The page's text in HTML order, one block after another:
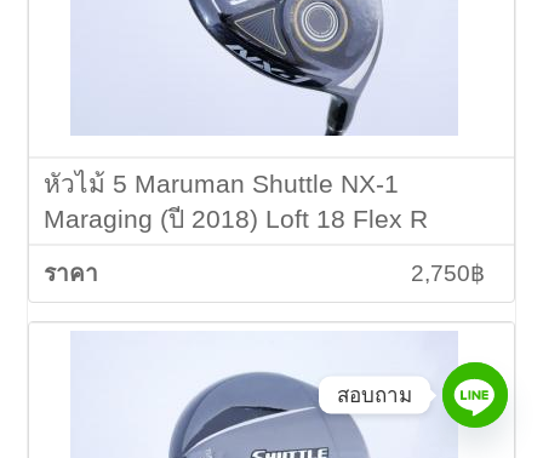
หัวไม้ 5 Maruman Shuttle NX-1
Maraging (ปี 2018) Loft 18 Flex R
2,750฿
สอบถาม